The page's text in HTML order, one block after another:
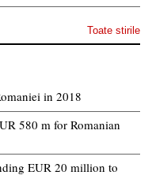
Toate stirile
in 2018
580 m for Romanian
EUR 20 million to